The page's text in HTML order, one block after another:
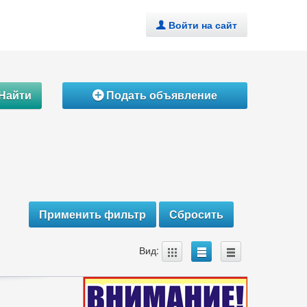
. Войти на сайт
ÁПодать объявление
Вид: A B C